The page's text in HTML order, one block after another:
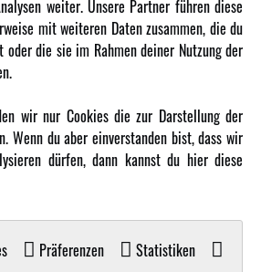
Zubehör
weiter. Unsere Partner führen diese
mit weiteren Daten zusammen, die du
die sie im Rahmen deiner Nutzung der
wir nur Cookies die zur Darstellung der
Wenn du aber einverstanden bist, dass wir
dürfen, dann kannst du hier diese
Präferenzen
Statistiken